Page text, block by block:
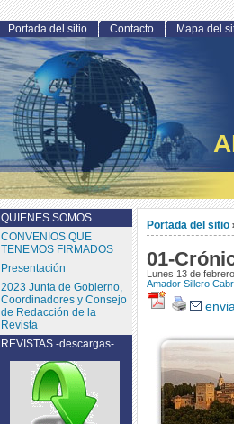
Portada del sitio
01-
Lunes 13 de
Amador Sillero
Portada del sitio Contacto Mapa del
QUIENES SOMOS
CONVENIOS QUE
TENEMOS FIRMADOS
Presentación
2023 Junta de Gobierno,
Coordinadores y Consejo
de Redacción de la
Revista
REVISTAS -descargas-